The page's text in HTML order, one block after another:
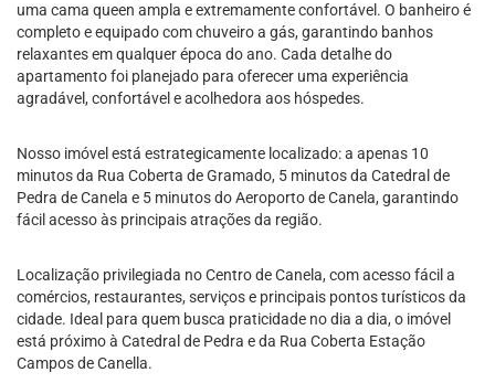
uma cama queen ampla e extremamente confortável. O banheiro é
completo e equipado com chuveiro a gás, garantindo banhos
relaxantes em qualquer época do ano. Cada detalhe do
apartamento foi planejado para oferecer uma experiência
agradável, confortável e acolhedora aos hóspedes.
Nosso imóvel está estrategicamente localizado: a apenas 10
minutos da Rua Coberta de Gramado, 5 minutos da Catedral de
Pedra de Canela e 5 minutos do Aeroporto de Canela, garantindo
fácil acesso às principais atrações da região.
Localização privilegiada no Centro de Canela, com acesso fácil a
comércios, restaurantes, serviços e principais pontos turísticos da
cidade. Ideal para quem busca praticidade no dia a dia, o imóvel
está próximo à Catedral de Pedra e da Rua Coberta Estação
Campos de Canella.